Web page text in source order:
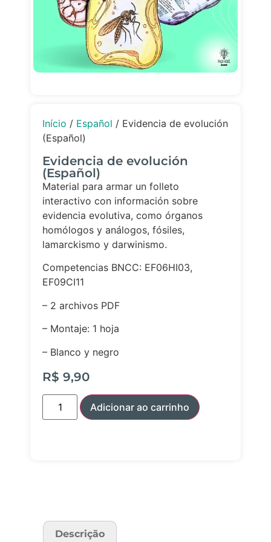
Início / Español / Evidencia de evolución
(Español)
Evidencia de evolución
(Español)
Material para armar un folleto
interactivo con información sobre
evidencia evolutiva, como órganos
homólogos y análogos, fósiles,
lamarckismo y darwinismo.
Competencias BNCC: EF06HI03,
EF09CI11
– 2 archivos PDF
– Montaje: 1 hoja
– Blanco y negro
R$ 9,90
Adicionar ao carrinho
Descrição